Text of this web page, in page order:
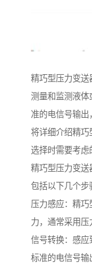
精巧型压力变送
测量和监测液体
准的电信号输
将详细介绍精巧
选择时需要考虑
精巧型压力变送
包括以下几个步
压力感应：精
力，通常采用压
信号转换：感应
标准的电信号输